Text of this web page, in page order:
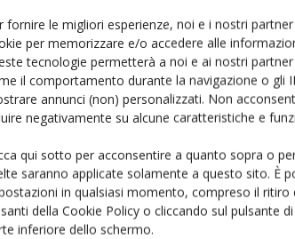
fornire le migliori esperienze, noi e i nostri
per memorizzare e/o accedere alle
tecnologie permetterà a noi e ai nostri
il comportamento durante la navigazione o gli
annunci (non) personalizzati. Non
negativamente su alcune caratteristiche e
qui sotto per acconsentire a quanto sopra o
saranno applicate solamente a questo sito. È
in qualsiasi momento, compreso il ritiro
della Cookie Policy o cliccando sul pulsante
inferiore dello schermo.
l’intero motore, che ormai aveva 5mila ore,
manodopera». Un altro Fendt, un 211, è
eccellente. Tra l’altro abbiamo ruote che si
con un furgone per poter viaggiare
Con questa soluzione il trattore pesta
unico difetto è il costo: quasi quasi,
Passiamo ai cingolati. Sgubbi ha il
parecchio: «Abbiamo superato le